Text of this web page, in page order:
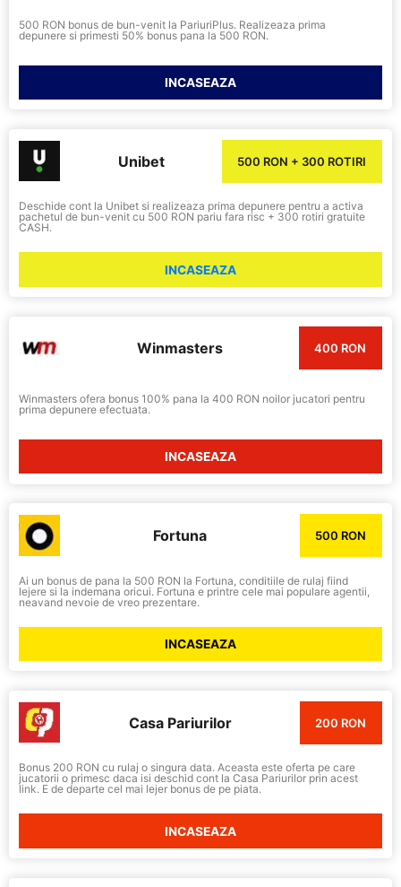
500 RON bonus de bun-venit la PariuriPlus. Realizeaza prima
depunere si primesti 50% bonus pana la 500 RON.
INCASEAZA
Unibet 500 RON + 300 ROTIRI
Deschide cont la Unibet si realizeaza prima depunere pentru a activa
pachetul de bun-venit cu 500 RON pariu fara risc + 300 rotiri gratuite
CASH.
INCASEAZA
Winmasters 400 RON
Winmasters ofera bonus 100% pana la 400 RON noilor jucatori pentru
prima depunere efectuata.
INCASEAZA
Fortuna 500 RON
Ai un bonus de pana la 500 RON la Fortuna, conditiile de rulaj fiind
lejere si la indemana oricui. Fortuna e printre cele mai populare agentii,
neavand nevoie de vreo prezentare.
INCASEAZA
Casa Pariurilor 200 RON
Bonus 200 RON cu rulaj o singura data. Aceasta este oferta pe care
jucatorii o primesc daca isi deschid cont la Casa Pariurilor prin acest
link. E de departe cel mai lejer bonus de pe piata.
INCASEAZA